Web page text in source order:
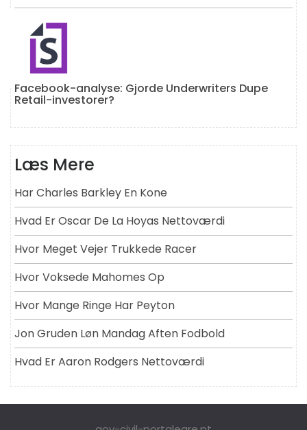
Facebook-analyse: Gjorde Underwriters Dupe
Retail-investorer?
Læs Mere
Har Charles Barkley En Kone
Hvad Er Oscar De La Hoyas Nettoværdi
Hvor Meget Vejer Trukkede Racer
Hvor Voksede Mahomes Op
Hvor Mange Ringe Har Peyton
Jon Gruden Løn Mandag Aften Fodbold
Hvad Er Aaron Rodgers Nettoværdi